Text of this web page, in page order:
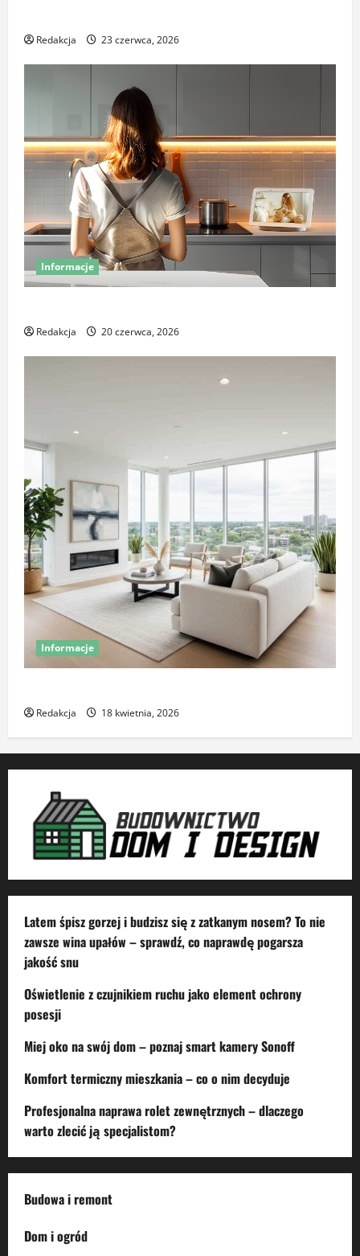
Redakcja 23 czerwca, 2026
Informacje
Redakcja 20 czerwca, 2026
Informacje
Redakcja 18 kwietnia, 2026
Latem śpisz gorzej i budzisz się z zatkanym nosem? To nie
zawsze wina upałów – sprawdź, co naprawdę pogarsza
jakość snu
Oświetlenie z czujnikiem ruchu jako element ochrony
posesji
Miej oko na swój dom – poznaj smart kamery Sonoff
Komfort termiczny mieszkania – co o nim decyduje
Profesjonalna naprawa rolet zewnętrznych – dlaczego
warto zlecić ją specjalistom?
Budowa i remont
Dom i ogród